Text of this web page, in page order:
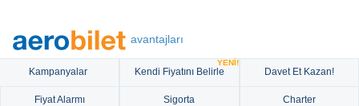
avantajları
Kampanyalar Kendi Fiyatını Belirle
YENİ!
Davet Et Kazan!
Fiyat Alarmı Sigorta Charter